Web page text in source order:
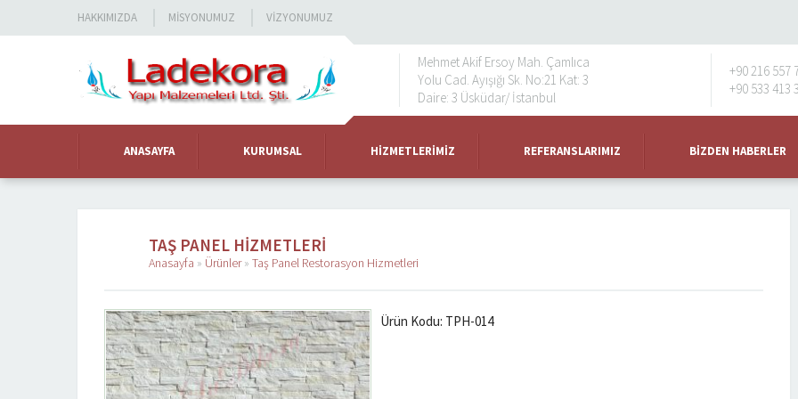
HAKKIMIZDA MISYONUMUZ VIZYONUMUZ
Mehmet Akif Ersoy Mah. Çamlıca
Yolu Cad. Ayışığı Sk. No:21 Kat: 3
Daire: 3 Üsküdar/ İstanbul
+90 216 557
+90 533 413
ANASAYFA KURUMSAL HIZMETLERIMIZ REFERANSLARIMIZ BIZDEN HABERLER
TAŞ PANEL HIZMETLERI
Anasayfa » Ürünler» Taş Panel Restorasyon Hizmetleri
Ürün Kodu: TPH-014